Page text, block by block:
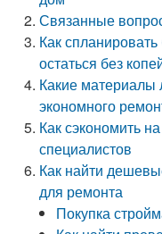
Связанные
Как
остаться без
Какие материалы
экономного
Как сэкономить
специалистов
Как найти
для ремонта
Покупка